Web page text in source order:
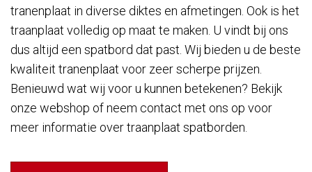
tranenplaat in diverse diktes en afmetingen. Ook is het
traanplaat volledig op maat te maken. U vindt bij ons
dus altijd een spatbord dat past. Wij bieden u de beste
kwaliteit tranenplaat voor zeer scherpe prijzen.
Benieuwd wat wij voor u kunnen betekenen? Bekijk
onze webshop of neem contact met ons op voor
meer informatie over traanplaat spatborden.